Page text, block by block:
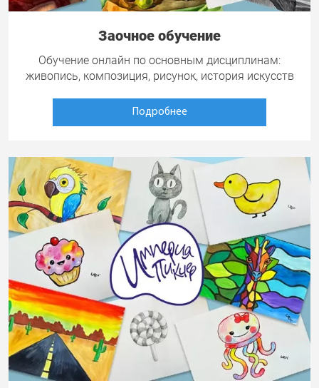
Заочное обучение
Обучение онлайн по основным дисциплинам:
живопись, композиция, рисунок, история искусств
Подробнее